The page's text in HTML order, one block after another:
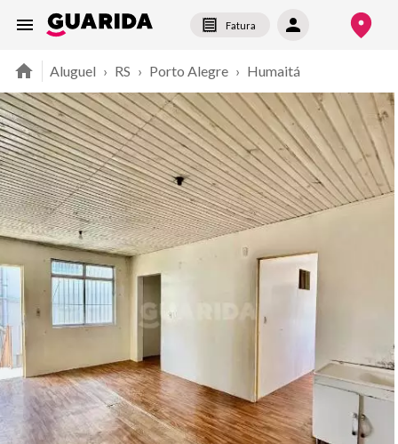
Fatura
Aluguel › RS › Porto Alegre › Humaitá